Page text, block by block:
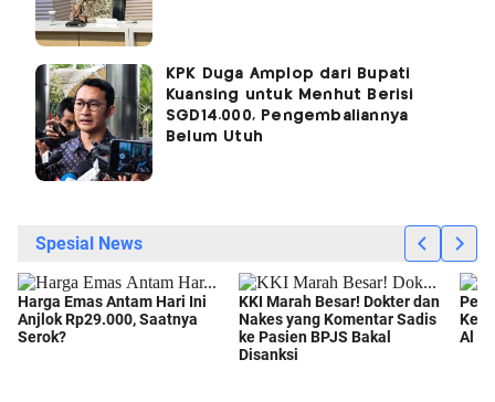
KPK Duga Amplop dari Bupati
Kuansing untuk Menhut Berisi
SGD14.000, Pengembaliannya
Belum Utuh